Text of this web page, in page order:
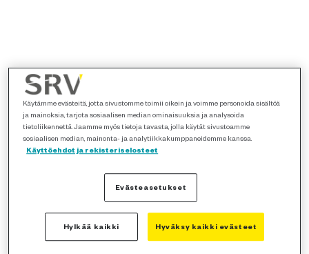
Käytämme evästeitä, jotta sivustomme toimii oikein ja voimme personoida sisältöä
ja mainoksia, tarjota sosiaalisen median ominaisuuksia ja analysoida
tietoliikennettä. Jaamme myös tietoja tavasta, jolla käytät sivustoamme
sosiaalisen median, mainonta- ja analytiikkakumppaneidemme kanssa.
Käyttöehdot ja rekisteriselosteet
Evästeasetukset
Hylkää kaikki Hyväksy kaikki evästeet